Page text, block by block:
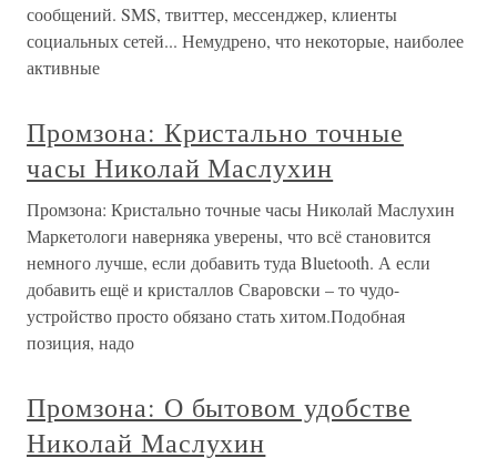
сообщений. SMS, твиттер, мессенджер, клиенты
социальных сетей... Немудрено, что некоторые, наиболее
активные
Промзона: Кристально точные
часы Николай Маслухин
Промзона: Кристально точные часы Николай Маслухин
Маркетологи наверняка уверены, что всё становится
немного лучше, если добавить туда Bluetooth. А если
добавить ещё и кристаллов Сваровски – то чудо-
устройство просто обязано стать хитом.Подобная
позиция, надо
Промзона: О бытовом удобстве
Николай Маслухин